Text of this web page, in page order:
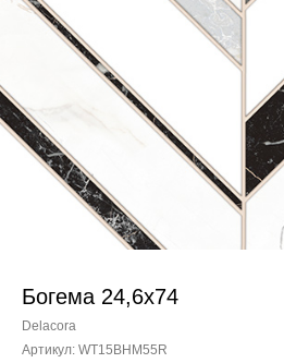
Богема 24,6x74
Delacora
Артикул: WT15BHM55R